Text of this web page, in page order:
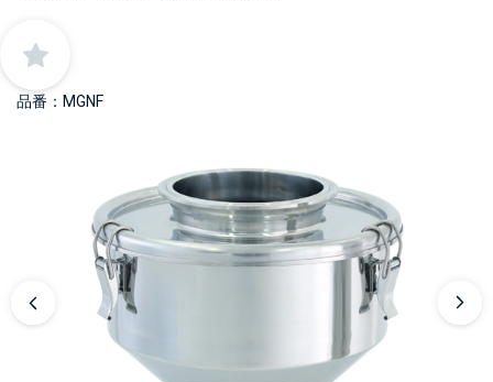
品番：MGNF